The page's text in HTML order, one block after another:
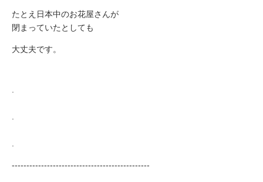
たとえ日本中のお花屋さんが
閉まっていたとしても
大丈夫です。
.
.
.
-----------------------------------------------